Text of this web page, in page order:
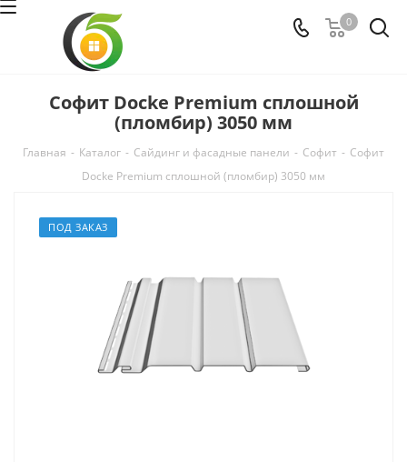
0
Софит Docke Premium сплошной
(пломбир) 3050 мм
Главная - Каталог - Сайдинг и фасадные панели - Софит - Софит
Docke Premium сплошной (пломбир) 3050 мм
ПОД ЗАКАЗ